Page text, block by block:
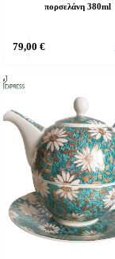
πορσελάνη 380ml
79,00 €